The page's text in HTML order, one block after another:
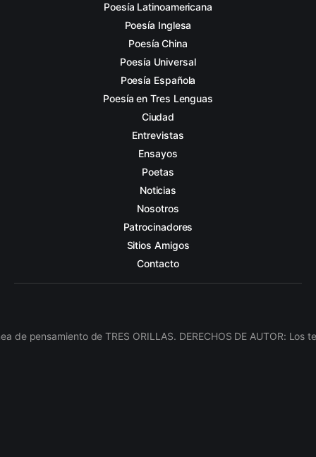
Poesía Latinoamericana
Poesía Inglesa
Poesía China
Poesía Universal
Poesía Española
Poesía en Tres Lenguas
Ciudad
Entrevistas
Ensayos
Poetas
Noticias
Nosotros
Patrocinadores
Sitios Amigos
Contacto
pensamiento de TRES ORILLAS. DERECHOS DE